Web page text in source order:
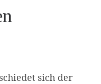
sich der